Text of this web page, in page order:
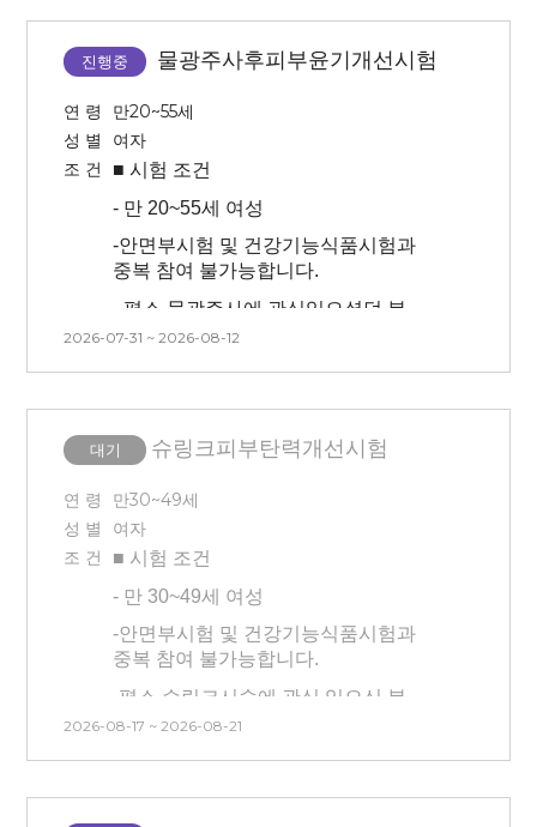
●타제품 덧바르기 불가
●
아이브로우, 아이라이너, 타 립제품
-3개월 내 시술 경험이 없는 사람(피부
피부 관리 모두 없는 분)
진행중 물광주사후피부윤기개선시험
연 령
만20~55세
성 별
여자
조 건
■ 시험 조건
- 만 20~55세 여성
-안면부시험 및 건강기능식품시험과
중복 참여 불가능합니다.
평소 물광주사에 관심있으셨던 분
-안면부(한쪽 볼(랜덤))에 시술이
진행되며 마취 15분 진행 후 시술
(**안면부 좌우 중 시술 부위를 대상자
- 본 시험은 시술(물광주사) 후 시술
대비 시험제품 적용에 따른 효과를
확인하는 시험이므로 시술 후 후 처지
(진정, 관리 등)을 진행하지 않습니다.
-센터 내 대기 시간 동안은 시술 전/후
모두 제품(스킨, 로션x)을 바르지 않은
상태에서 대기가 진행됩니다.
-시술 후 시술 부위에 붓기와 멍 등의
있습니다.
2026-07-31 ~ 2026-08-12
대기 슈링크피부탄력개선시험
연 령
만30~49세
성 별
여자
조 건
■ 시험 조건
- 만 30~49세 여성
-안면부시험 및 건강기능식품시험과
중복 참여 불가능합니다.
평소 슈링크시술에 관심 있으신 분
-안면부(half)에 시술이 진행되며 마취
후 시술 진행됩니다. (방문 첫날만
2026-08-17 ~ 2026-08-21